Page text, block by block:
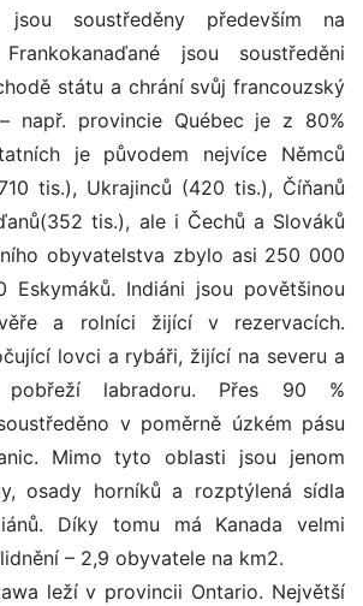
jsou soustředěny především na
jsou soustředěni
státu a chrání svůj francouzský
např. provincie Québec je z 80%
je původem nejvíce Němců
tis.), Ukrajinců (420 tis.), Číňanů
tis.), ale i Čechů a Slováků
obyvatelstva zbylo asi 250 000
Eskymáků. Indiáni jsou povětšinou
a rolníci žijící v rezervacích.
lovci a rybáři, žijící na severu a
pobřeží labradoru. Přes 90 %
v poměrně úzkém pásu
Mimo tyto oblasti jsou jenom
osady horníků a rozptýlená sídla
Díky tomu má Kanada velmi
– 2,9 obyvatele na km2.
leží v provincii Ontario. Největší